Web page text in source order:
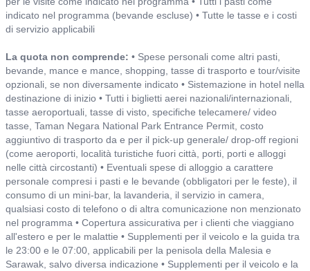
indicato nel programma (bevande escluse) • Tutte le tasse e i costi
di servizio applicabili
La quota non comprende: • Spese personali come altri pasti,
bevande, mance e mance, shopping, tasse di trasporto e tour/visite
opzionali, se non diversamente indicato • Sistemazione in hotel nella
destinazione di inizio • Tutti i biglietti aerei nazionali/internazionali,
tasse aeroportuali, tasse di visto, specifiche telecamere/ video
tasse, Taman Negara National Park Entrance Permit, costo
aggiuntivo di trasporto da e per il pick-up generale/ drop-off regioni
(come aeroporti, località turistiche fuori città, porti, porti e alloggi
nelle città circostanti) • Eventuali spese di alloggio a carattere
personale compresi i pasti e le bevande (obbligatori per le feste), il
consumo di un mini-bar, la lavanderia, il servizio in camera,
qualsiasi costo di telefono o di altra comunicazione non menzionato
nel programma • Copertura assicurativa per i clienti che viaggiano
all'estero e per le malattie • Supplementi per il veicolo e la guida tra
le 23:00 e le 07:00, applicabili per la penisola della Malesia e
Sarawak, salvo diversa indicazione • Supplementi per il veicolo e la